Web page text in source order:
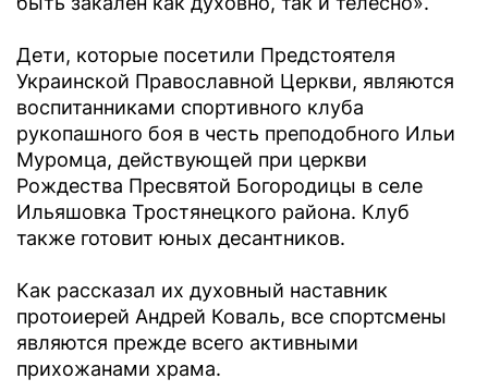
Дети, которые посетили Предстоятеля
Украинской Православной Церкви, являются
воспитанниками спортивного клуба
рукопашного боя в честь преподобного Ильи
Муромца, действующей при церкви
Рождества Пресвятой Богородицы в селе
Ильяшовка Тростянецкого района. Клуб
также готовит юных десантников.
Как рассказал их духовный наставник
протоиерей Андрей Коваль, все спортсмены
являются прежде всего активными
прихожанами храма.